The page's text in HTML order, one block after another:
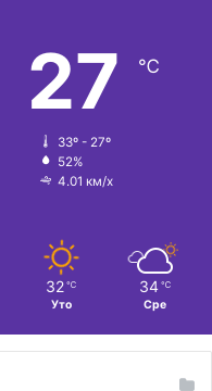
27 ℃
33º - 27º
52%
4.01 км/х
32 ℃
Уто
34 ℃
Сре